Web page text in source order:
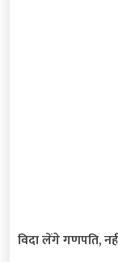
विदा लेंगे गणपति,